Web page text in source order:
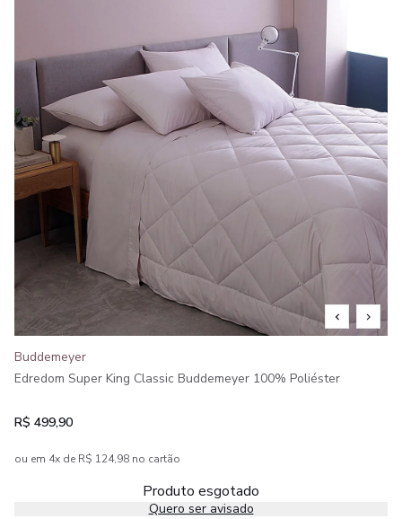
Buddemeyer
Edredom Super King Classic Buddemeyer 100% Poliéster
R$ 499,90
ou em 4x de R$ 124,98 no cartão
Produto esgotado
Quero ser avisado